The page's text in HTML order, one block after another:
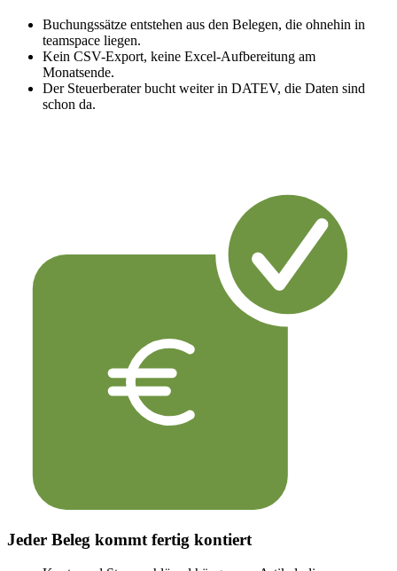
Buchungssätze entstehen aus den Belegen, die ohnehin in
teamspace liegen.
Kein CSV-Export, keine Excel-Aufbereitung am
Monatsende.
Der Steuerberater bucht weiter in DATEV, die Daten sind
schon da.
Jeder Beleg kommt fertig kontiert